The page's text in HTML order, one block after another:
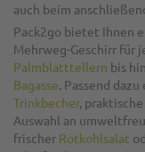
auch beim
Pack2go bietet Ihnen
Mehrweg-Geschirr für
Palmblatttellern bis
Bagasse. Passend
Trinkbecher, praktische
Auswahl an
frischer Rotkohlsalat